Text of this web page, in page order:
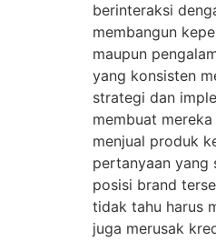
berinteraksi
membangun
maupun
yang konsisten
strategi dan
membuat
menjual produk
pertanyaan yang
posisi brand
tidak tahu harus
juga merusak